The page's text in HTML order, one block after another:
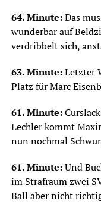
64. Minute:Das
wunderbar auf
verdribbelt sich,
63. Minute:Letzter
Platz für Marc
61. Minute:
Lechler kommt
nun nochmal
61. Minute:Und
im Strafraum zwei
Ball aber nicht